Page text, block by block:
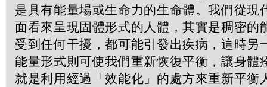
是具有能量場或生命力的生命體。我們從現
面看來呈現固體形式的人體，其實是稠密的
受到任何干擾，都可能引發出疾病，這時另
能量形式則可使我們重新恢復平衡，讓身體
就是利用經過「效能化」的處方來重新平衡